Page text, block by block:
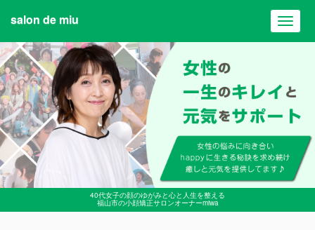
40代女子の顔のゆがみと心と人生を整える
福山市の小顔矯正サロンオーナーmiwa
salon de miu